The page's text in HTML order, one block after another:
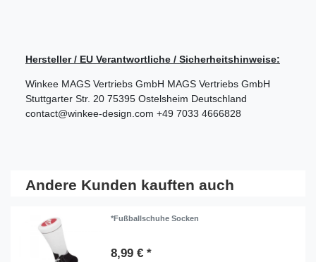
Hersteller / EU Verantwortliche / Sicherheitshinweise:
Winkee MAGS Vertriebs GmbH MAGS Vertriebs GmbH
Stuttgarter Str. 20 75395 Ostelsheim Deutschland
contact@winkee-design.com +49 7033 4666828
Andere Kunden kauften auch
*Fußballschuhe Socken
8,99 € *